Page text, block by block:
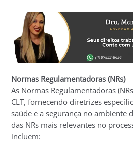
Normas Regulamentadoras (NRs)
As Normas Regulamentadoras
CLT, fornecendo diretrizes
saúde e a segurança no ambiente
das NRs mais relevantes no
incluem: